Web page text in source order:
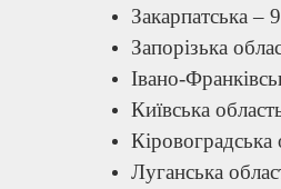
Закарпатська –
Запорізька
Івано-
Київська
Луганська